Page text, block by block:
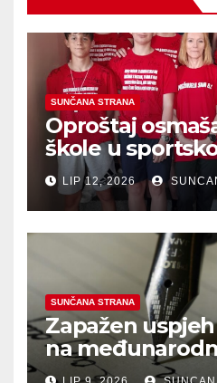
SUNČANA STRANA
Oproštaj
škole u
LIP 12, 2026
SUNČANA STRANA
Zapažen
na
natječajima